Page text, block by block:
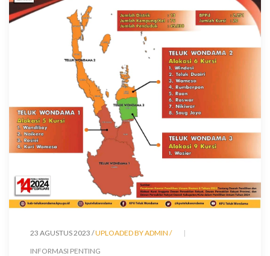
23 AGUSTUS 2023 /UPLOADED BY ADMIN /
INFORMASI PENTING